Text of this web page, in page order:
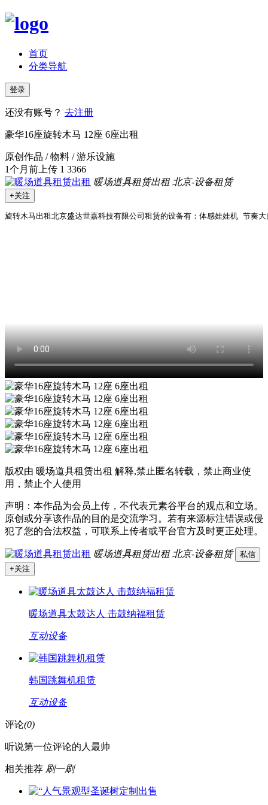
首页
分类导航
登录
还没有账号？ 去注册
豪华16座旋转木马 12座 6座出租
原创作品 / 物料 / 游乐设施
1个月前上传 1 3366
暖场道具租赁出租 北京-设备租赁
+关注
旋转木马出租北京盛达世嘉科技有限公司租赁的设备有：体感娃娃机 节奏
版权由 暖场道具租赁出租 解释,禁止匿名转载，禁止商业使
用，禁止个人使用
声明：本作品为会员上传，不代表元素谷平台的观点和立场。
原创或分享该作品的目的是交流学习。若有来源标注错误或侵
犯了您的合法权益，可联系上传者或平台官方及时更正处理。
暖场道具租赁出租 北京-设备租赁
私信
+关注
暖场道具太鼓达人 击鼓纳福租赁
互动设备
韩国跳舞机租赁
互动设备
评论(0)
听说第一位评论的人最帅
相关推荐 刷一刷